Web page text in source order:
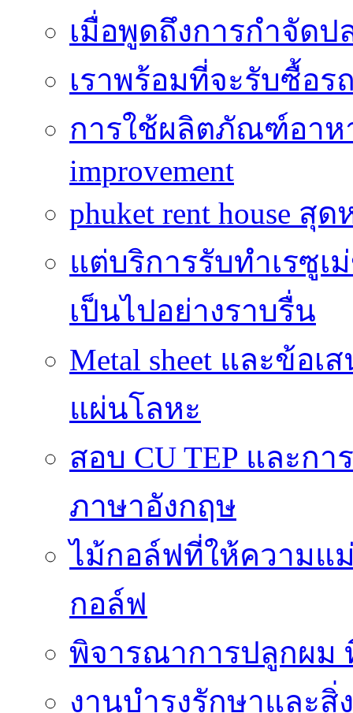
เมื่อพูดถึงการกำจัดป
เราพร้อมที่จะรับซื้อ
การใช้ผลิตภัณฑ์อาหา
improvement
phuket rent house
แต่บริการรับทำเรซูเ
เป็นไปอย่างราบรื่น
Metal sheet และข้อ
แผ่นโลหะ
สอบ CU TEP และก
ภาษาอังกฤษ
ไม้กอล์ฟที่ให้ความแ
กอล์ฟ
พิจารณาการปลูกผม
งานบำรุงรักษาและ